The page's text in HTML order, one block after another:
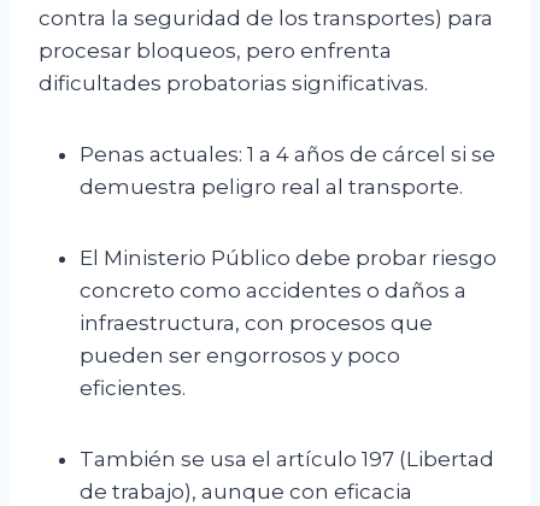
contra la seguridad de los transportes) para
procesar bloqueos, pero enfrenta
dificultades probatorias significativas.
Penas actuales: 1 a 4 años de cárcel si se
demuestra peligro real al transporte.
El Ministerio Público debe probar riesgo
concreto como accidentes o daños a
infraestructura, con procesos que
pueden ser engorrosos y poco
eficientes.
También se usa el artículo 197 (Libertad
de trabajo), aunque con eficacia